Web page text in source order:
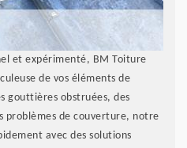
et expérimenté, BM Toiture
de vos éléments de
gouttières obstruées, des
problèmes de couverture, notre
avec des solutions